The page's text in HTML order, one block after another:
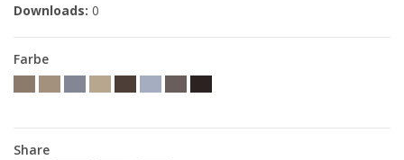
Downloads: 0
Farbe
Share